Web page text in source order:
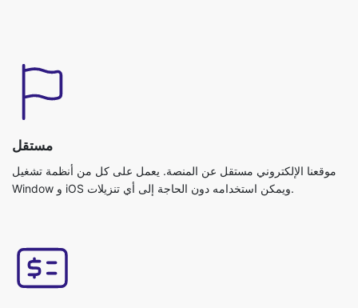
مستقل
موقعنا الإلكتروني مستقل عن المنصة. يعمل على كل من أنظمة تشغيل
Window و iOS ويمكن استخدامه دون الحاجة إلى أي تنزيلات.